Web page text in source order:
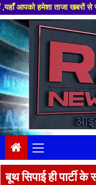
ताजा खबरों से रूबरू
Skip
to
content
Menu
बूथ सिपाई ही पार्टी